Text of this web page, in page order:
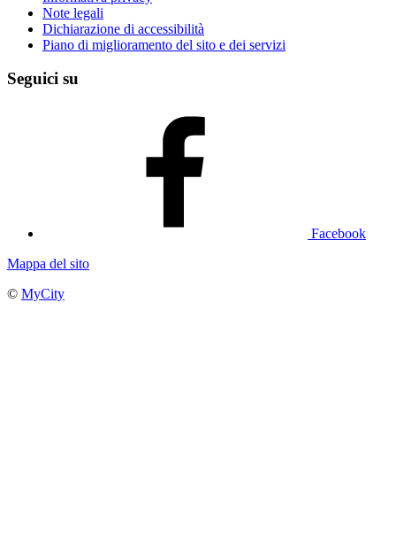
Note legali
Dichiarazione di accessibilità
Piano di miglioramento del sito e dei servizi
Seguici su
Facebook
Mappa del sito
© MyCity